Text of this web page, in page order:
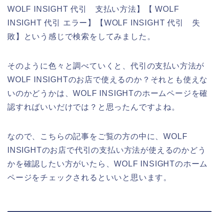
WOLF INSIGHT 代引 支払い方法】【 WOLF
INSIGHT 代引 エラー】【WOLF INSIGHT 代引 失
敗】という感じで検索をしてみました。
そのように色々と調べていくと、代引の支払い方法が
WOLF INSIGHTのお店で使えるのか？それとも使えな
いのかどうかは、WOLF INSIGHTのホームページを確
認すればいいだけでは？と思ったんですよね。
なので、こちらの記事をご覧の方の中に、WOLF
INSIGHTのお店で代引の支払い方法が使えるのかどう
かを確認したい方がいたら、WOLF INSIGHTのホーム
ページをチェックされるといいと思います。